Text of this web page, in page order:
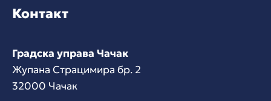
Контакт
Градска управа Чачак
Жупана Страцимира бр. 2
32000 Чачак